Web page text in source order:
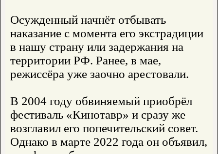
Осужденный начнёт отбывать
наказание с момента его экстрадиции
в нашу страну или задержания на
территории РФ. Ранее, в мае,
режиссёра уже заочно арестовали.
В 2004 году обвиняемый приобрёл
фестиваль «Кинотавр» и сразу же
возглавил его попечительский совет.
Однако в марте 2022 года он объявил,